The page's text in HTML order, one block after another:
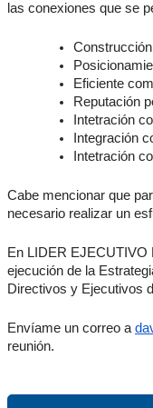
las conexiones que se
Eficiente
Reputación
Intetración
Integración
Intetración
Cabe mencionar que
necesario realizar un
En LIDER
ejecución de la
Directivos y Ejecutivos
Envíame un correo a
reunión.